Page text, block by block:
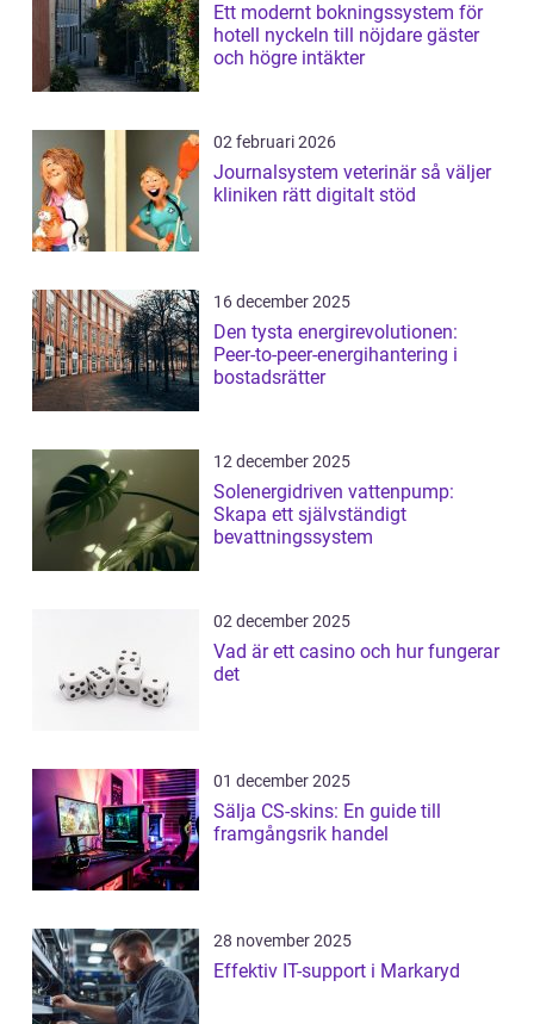
Ett modernt bokningssystem för
hotell nyckeln till nöjdare gäster
och högre intäkter
02 februari 2026
Journalsystem veterinär så väljer
kliniken rätt digitalt stöd
16 december 2025
Den tysta energirevolutionen:
Peer-to-peer-energihantering i
bostadsrätter
12 december 2025
Solenergidriven vattenpump:
Skapa ett självständigt
bevattningssystem
02 december 2025
Vad är ett casino och hur fungerar
det
01 december 2025
Sälja CS-skins: En guide till
framgångsrik handel
28 november 2025
Effektiv IT-support i Markaryd